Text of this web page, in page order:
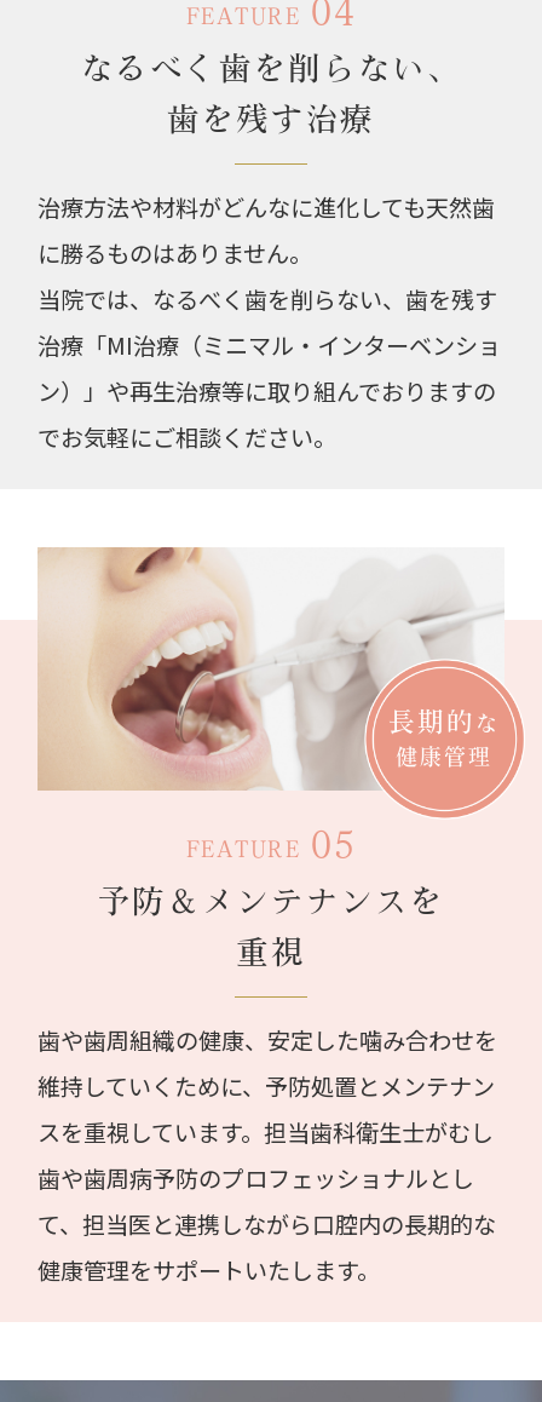
FEATURE 04
なるべく歯を削らない、
歯を残す治療
治療方法や材料がどんなに進化しても天然歯
に勝るものはありません。
当院では、なるべく歯を削らない、歯を残す
治療「MI治療（ミニマル・インターベンショ
ン）」や再生治療等に取り組んでおりますの
でお気軽にご相談ください。
長期的 な
健康管理
FEATURE 05
予防＆メンテナンスを
重視
歯や歯周組織の健康、安定した噛み合わせを
維持していくために、予防処置とメンテナン
スを重視しています。担当歯科衛生士がむし
歯や歯周病予防のプロフェッショナルとし
て、担当医と連携しながら口腔内の長期的な
健康管理をサポートいたします。